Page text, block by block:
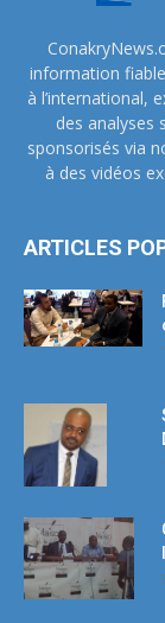
information
à l’international,
des analyses
sponsorisés via
à des vidéos
ARTICLES